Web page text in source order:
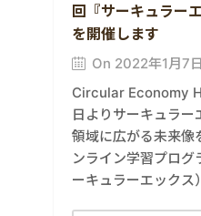
回『サーキュラー
を開催します
On 2022年1月7日
Circular Economy
日よりサーキュラー
領域に広がる未来像
ンライン学習プロ
ーキュラーエック